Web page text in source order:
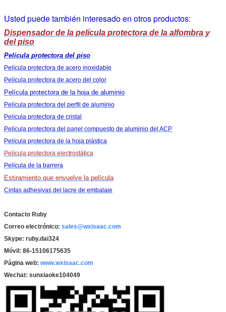
Usted puede también interesado en otros productos:
Dispensador de la película protectora de la alfombra y
del piso
Película protectora del piso
Película protectora de acero inoxidable
Película protectora de acero del color
Película protectora de la hoja de aluminio
Película protectora del perfil de aluminio
Película protectora de cristal
Película protectora del panel compuesto de aluminio del ACP
Película protectora de la hoja plástica
Película protectora electrostática
Película de la barrera
Estiramiento que envuelve la película
Cintas adhesivas del lacre de embalaje
Contacto Ruby
Correo electrónico: sales@wxisaac.com
Skype: ruby.dai324
Móvil: 86-15106175635
Página web: www.wxisaac.com
Wechat: sunxiaoke104049